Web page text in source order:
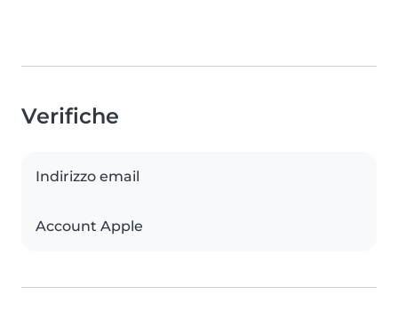
Verifiche
Indirizzo email
Account Apple